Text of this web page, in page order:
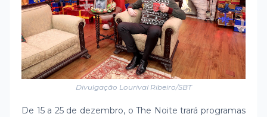
Divulgação Lourival Ribeiro/SBT
De 15 a 25 de dezembro, o The Noite trará programas